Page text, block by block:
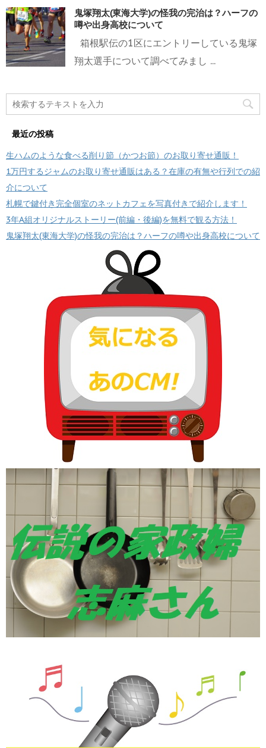
鬼塚翔太(東海大学)の怪我の完治は？ハーフの
噂や出身高校について
箱根駅伝の1区にエントリーしている鬼塚
翔太選手について調べてみまし ...
最近の投稿
生ハムのような食べる削り節（かつお節）のお取り寄せ通販！
1万円するジャムのお取り寄せ通販はある？在庫の有無や行列での紹
介について
札幌で鍵付き完全個室のネットカフェを写真付きで紹介します！
3年A組オリジナルストーリー(前編・後編)を無料で観る方法！
鬼塚翔太(東海大学)の怪我の完治は？ハーフの噂や出身高校について